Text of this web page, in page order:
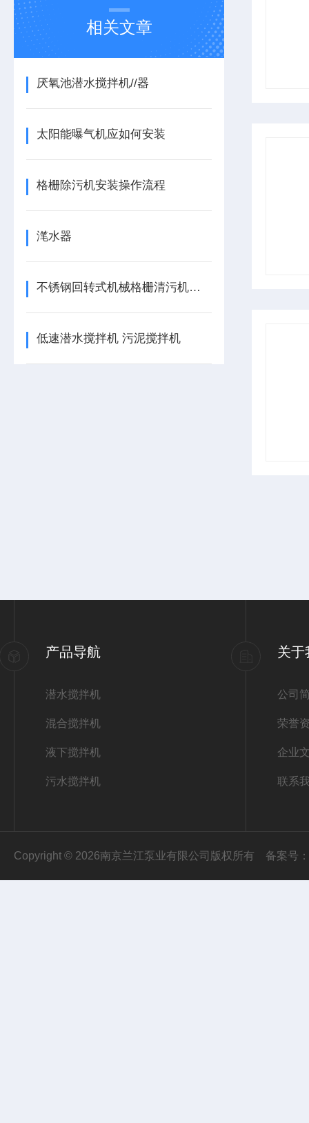
相关文章
厌氧池潜水搅拌机//器
太阳能曝气机应如何安装
格栅除污机安装操作流程
滗水器
不锈钢回转式机械格栅清污机使用部位
低速潜水搅拌机 污泥搅拌机
产品导航
潜水搅拌机
混合搅拌机
液下搅拌机
污水搅拌机
关于
公司
荣誉
企业
联系
Copyright © 2026南京兰江泵业有限公司版权所有 备案号